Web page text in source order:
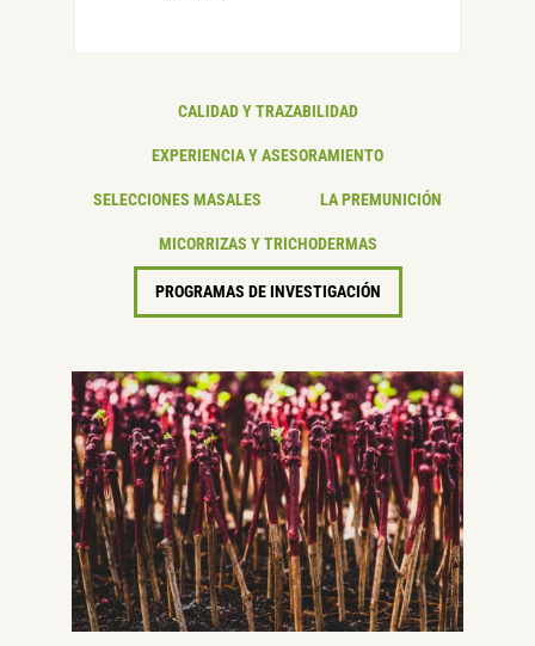
CALIDAD Y TRAZABILIDAD
EXPERIENCIA Y ASESORAMIENTO
SELECCIONES MASALES LA PREMUNICIÓN
MICORRIZAS Y TRICHODERMAS
PROGRAMAS DE INVESTIGACIÓN